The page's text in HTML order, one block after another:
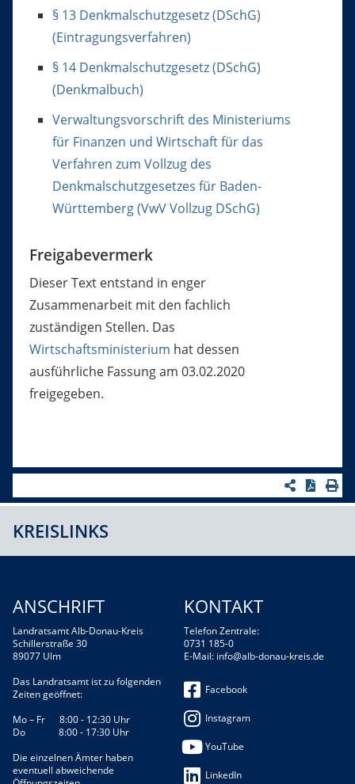
§ 13 Denkmalschutzgesetz (DSchG)
(Eintragungsverfahren)
§ 14 Denkmalschutzgesetz (DSchG)
(Denkmalbuch)
Verwaltungsvorschrift des Ministeriums
für Finanzen und Wirtschaft für das
Verfahren zum Vollzug des
Denkmalschutzgesetzes für Baden-
Württemberg (VwV Vollzug DSchG)
Freigabevermerk
Dieser Text entstand in enger
Zusammenarbeit mit den fachlich
zuständigen Stellen. Das
Wirtschaftsministerium hat dessen
ausführliche Fassung am 03.02.2020
freigegeben.
KREISLINKS
ANSCHRIFT
Landratsamt Alb-Donau-Kreis
Schillerstraße 30
89077 Ulm
Das Landratsamt ist zu folgenden
Zeiten geöffnet:
Mo – Fr 8:00 - 12:30 Uhr
Do 8:00 - 17:30 Uhr
Die einzelnen Ämter haben
eventuell abweichende
KONTAKT
Telefon Zentrale:
0731 185-0
E-Mail: info@alb-donau-kreis.de
Facebook
Instagram
YouTube
LinkedIn